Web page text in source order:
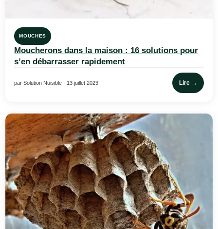
MOUCHES
Moucherons dans la maison : 16 solutions pour
s’en débarrasser rapidement
par Solution Nuisible · 13 juillet 2023 Lire →